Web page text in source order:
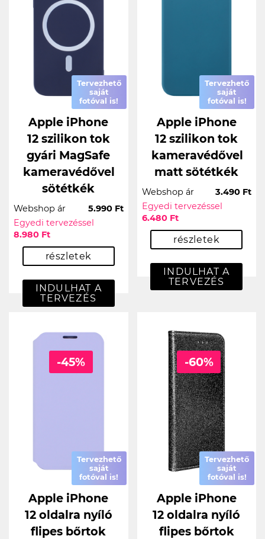
Tervezhető
saját
fotóval is!
Apple iPhone
12 szilikon tok
gyári MagSafe
kameravédővel
sötétkék
Webshop ár
5.990 Ft
Egyedi tervezéssel
8.980 Ft
részletek
INDULHAT A
TERVEZÉS
Tervezhető
saját
fotóval is!
Apple iPhone
12 szilikon tok
kameravédővel
matt sötétkék
Webshop ár
3.490 Ft
Egyedi tervezéssel
6.480 Ft
részletek
INDULHAT A
TERVEZÉS
-45%
Tervezhető
saját
fotóval is!
Apple iPhone
12 oldalra nyíló
flipes bőrtok
-60%
Tervezhető
saját
fotóval is!
Apple iPhone
12 oldalra nyíló
flipes bőrtok